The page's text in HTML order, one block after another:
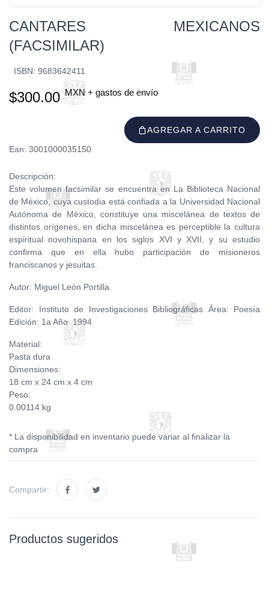
CANTARES MEXICANOS
(FACSIMILAR)
ISBN: 9683642411
$300.00 MXN + gastos de envío
AGREGAR A CARRITO
Ean: 3001000035150
Descripción:
Este volumen facsimilar se encuentra en La Biblioteca Nacional
de México, cuya custodia está confiada a la Universidad Nacional
Autónoma de México, constituye una miscelánea de textos de
distintos orígenes, en dicha miscelánea es perceptible la cultura
espiritual novohispana en los siglos XVI y XVII, y su estudio
confirma que en ella hubo participación de misioneros
franciscanos y jesuitas.
Autor: Miguel León Portilla.
Editor: Instituto de Investigaciones Bibliográficas Área: Poesía
Edición: 1a Año: 1994
Material:
Pasta dura
Dimensiones:
18 cm x 24 cm x 4 cm
Peso:
0.00114 kg
* La disponibilidad en inventario puede variar al finalizar la
compra
Compartir:
Productos sugeridos